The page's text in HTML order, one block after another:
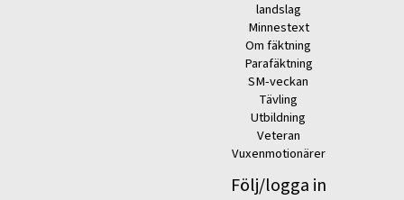
landslag
Minnestext
Om fäktning
Parafäktning
SM-veckan
Tävling
Utbildning
Veteran
Vuxenmotionärer
Följ/logga in